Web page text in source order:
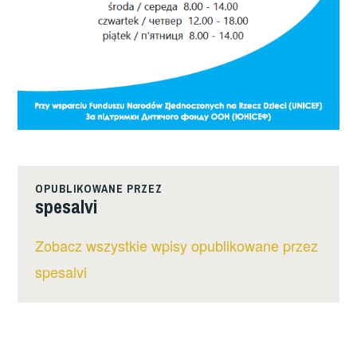
OPUBLIKOWANE PRZEZ
spesalvi
Zobacz wszystkie wpisy opublikowane przez
spesalvi